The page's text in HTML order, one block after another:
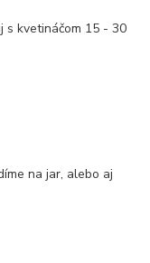
s kvetináčom 15 - 30
na jar, alebo aj